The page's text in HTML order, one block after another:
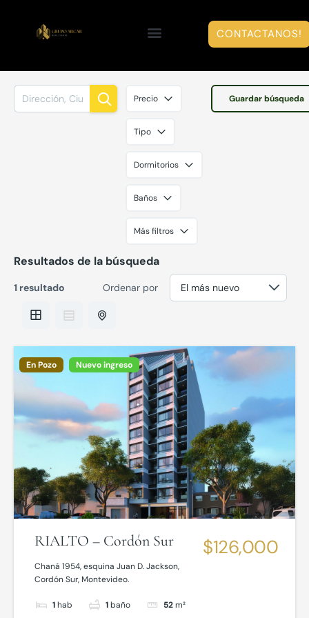
CONTACTANOS!
Guardar búsqueda
Precio
Tipo
Dormitorios
Baños
Más filtros
Resultados de la búsqueda
1 resultado Ordenar por
En Pozo Nuevo ingreso
RIALTO – Cordón Sur
Chaná 1954, esquina Juan D. Jackson,
Cordón Sur, Montevideo.
1hab 1baño 52m²
$126,000